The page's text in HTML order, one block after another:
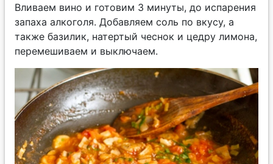
Вливаем вино и готовим 3 минуты, до испарения
запаха алкоголя. Добавляем соль по вкусу, а
также базилик, натертый чеснок и цедру лимона,
перемешиваем и выключаем.